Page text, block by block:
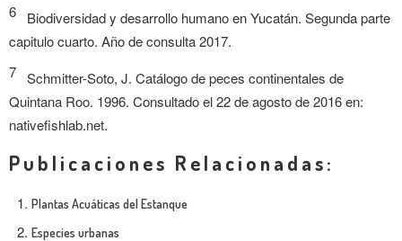
6
Biodiversidad y desarrollo humano en Yucatán. Segunda parte
capitulo cuarto. Año de consulta 2017.
7 Schmitter-Soto, J. Catálogo de peces continentales de
Quintana Roo. 1996. Consultado el 22 de agosto de 2016 en:
nativefishlab.net.
Publicaciones Relacionadas:
Plantas Acuáticas del Estanque
Especies urbanas